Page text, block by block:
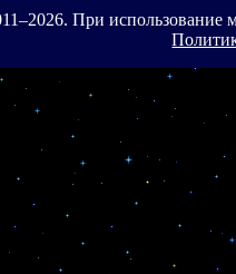
2026. При использование